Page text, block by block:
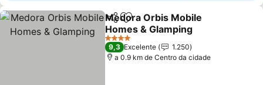
PartilharAdicionar aos favoritos
Medora Orbis Mobile
Homes & Glamping
Ver preços
4 Estrelas
9,3 Excelente
1.250
a 0.9 km de Centro da cidade